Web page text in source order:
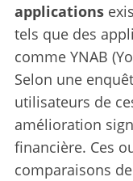
applications
tels que des
comme YNAB
Selon une
utilisateurs de
amélioration
financière. Ces
comparaisons